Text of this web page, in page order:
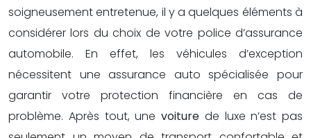
soigneusement entretenue, il y a quelques éléments à
considérer lors du choix de votre police d’assurance
automobile. En effet, les véhicules d’exception
nécessitent une assurance auto spécialisée pour
garantir votre protection financière en cas de
problème. Après tout, une voiture de luxe n’est pas